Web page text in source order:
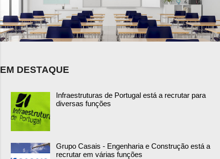
EM DESTAQUE
Infraestruturas de Portugal está a recrutar para
diversas funções
Grupo Casais - Engenharia e Construção está a
recrutar em várias funções